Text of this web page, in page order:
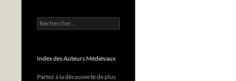
Rechercher :
Index des Auteurs Médiévaux
Partez à la découverte de plus